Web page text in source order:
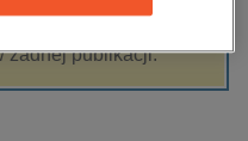
informatyka
żadnej publikacji.